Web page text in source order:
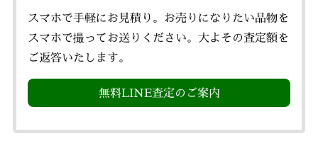
スマホで手軽にお見積り。お売りになりたい品物を
スマホで撮ってお送りください。大よその査定額を
ご返答いたします。
無料LINE査定のご案内